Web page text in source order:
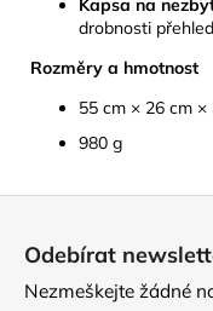
drobnosti
Rozměry a hmotnost
55 cm × 26 cm ×
980 g
Odebírat
Nezmeškejte žádné